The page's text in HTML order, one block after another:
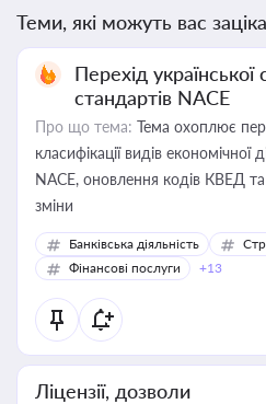
Теми, які можуть вас
Перехід
стандартів NACE
Про що тема: Тема охоплює
класифікації видів економічної
NACE, оновлення кодів КВЕД
зміни
Банківська діяльність
Фінансові послуги
+13
Ліцензії, дозволи